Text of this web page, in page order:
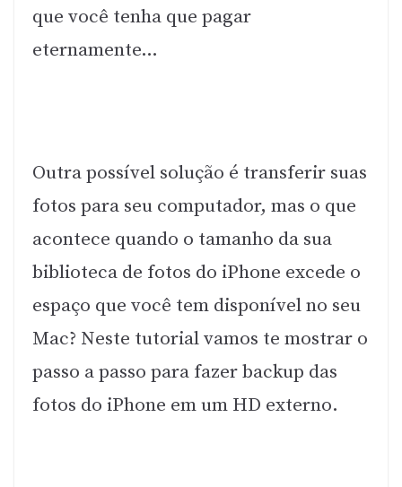
que você tenha que pagar
eternamente…
Outra possível solução é transferir suas
fotos para seu computador, mas o que
acontece quando o tamanho da sua
biblioteca de fotos do iPhone excede o
espaço que você tem disponível no seu
Mac? Neste tutorial vamos te mostrar o
passo a passo para fazer backup das
fotos do iPhone em um HD externo.